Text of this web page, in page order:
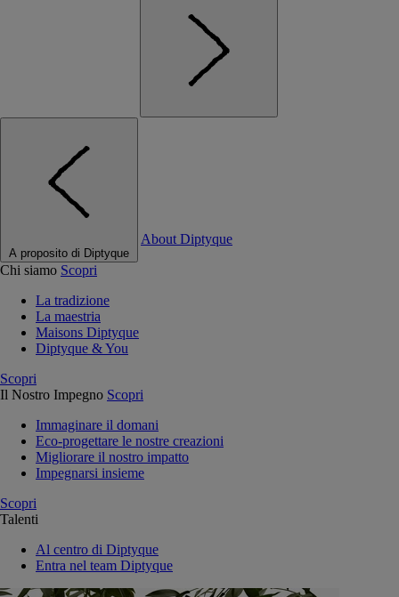
A proposito di Diptyque
About Diptyque
Chi siamo Scopri
La tradizione
La maestria
Maisons Diptyque
Diptyque & You
Scopri
Il Nostro Impegno Scopri
Immaginare il domani
Eco-progettare le nostre creazioni
Migliorare il nostro impatto
Impegnarsi insieme
Scopri
Talenti
Al centro di Diptyque
Entra nel team Diptyque